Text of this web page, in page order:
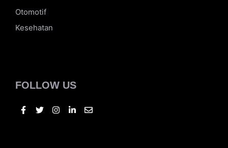
Traveling
Tekno
Kesehatan